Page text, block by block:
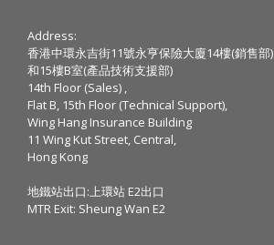
Address:
香港中環永吉街11號永亨保險大廈14樓(銷售部)
和15樓B室(產品技術支援部)
14th Floor (Sales) ,
Flat B, 15th Floor (Technical Support),
Wing Hang Insurance Building
11 Wing Kut Street, Central,
Hong Kong
地鐵站出口:上環站 E2出口
MTR Exit: Sheung Wan E2